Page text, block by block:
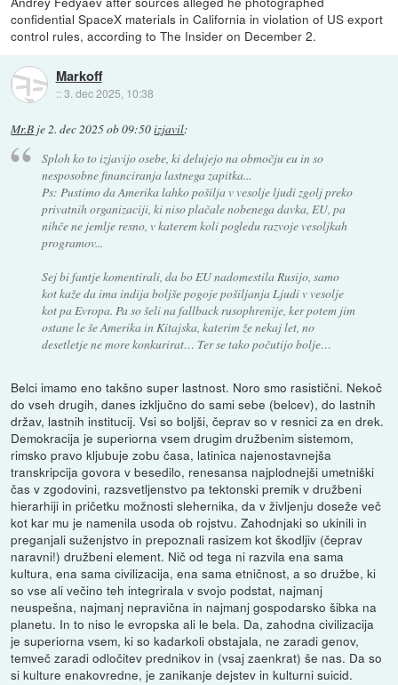
confidential SpaceX materials in California in violation of US export
control rules, according to The Insider on December 2.
Markoff
::3. dec 2025, 10:38
Mr.B je2. dec 2025 ob 09:50izjavil:
Sploh ko to izjavijo osebe, ki delujejo na območju eu in so
nesposobne financiranja lastnega zapitka...
Ps: Pustimo da Amerika lahko pošilja v vesolje ljudi zgolj preko
privatnih organizaciji, ki niso plačale nobenega davka, EU, pa
nihče ne jemlje resno, v katerem koli pogledu razvoje vesoljkah
programov...
Sej bi fantje komentirali, da bo EU nadomestila Rusijo, samo
kot kaže da ima indija boljše pogoje pošiljanja Ljudi v vesolje
kot pa Evropa. Pa so šeli na fallback rusophrenije, ker potem jim
ostane le še Amerika in Kitajska, katerim že nekaj let, no
desetletje ne more konkurirat… Ter se tako počutijo bolje…
Belci imamo eno takšno super lastnost. Noro smo rasistični. Nekoč
do vseh drugih, danes izključno do sami sebe (belcev), do lastnih
držav, lastnih institucij. Vsi so boljši, čeprav so v resnici za en drek.
Demokracija je superiorna vsem drugim družbenim sistemom,
rimsko pravo kljubuje zobu časa, latinica najenostavnejša
transkripcija govora v besedilo, renesansa najplodnejši umetniški
čas v zgodovini, razsvetljenstvo pa tektonski premik v družbeni
hierarhiji in pričetku možnosti slehernika, da v življenju doseže več
kot kar mu je namenila usoda ob rojstvu. Zahodnjaki so ukinili in
preganjali suženjstvo in prepoznali rasizem kot škodljiv (čeprav
naravni!) družbeni element. Nič od tega ni razvila ena sama
kultura, ena sama civilizacija, ena sama etničnost, a so družbe, ki
so vse ali večino teh integrirala v svojo podstat, najmanj
neuspešna, najmanj nepravična in najmanj gospodarsko šibka na
planetu. In to niso le evropska ali le bela. Da, zahodna civilizacija
je superiorna vsem, ki so kadarkoli obstajala, ne zaradi genov,
temveč zaradi odločitev prednikov in (vsaj zaenkrat) še nas. Da so
si kulture enakovredne, je zanikanje dejstev in kulturni suicid.